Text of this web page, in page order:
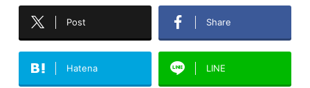
Post Share
Hatena LINE